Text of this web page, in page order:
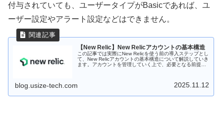
付与されていても、ユーザータイプがBasicであれば、ユ
ーザー設定やアラート設定などはできません。
【New Relic】New Relicアカウントの基本構造
この記事では実際にNew Relicを使う前の導入ステップとし
て、New Relicアカウントの基本構造について解説していき
ます。アカウントを管理していく上で、必要となる前提知
blog.usize-tech.com 2025.11.12